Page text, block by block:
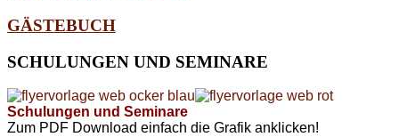
GÄSTEBUCH
SCHULUNGEN UND SEMINARE
Schulungen und Seminare
Zum PDF Download einfach die Grafik anklicken!